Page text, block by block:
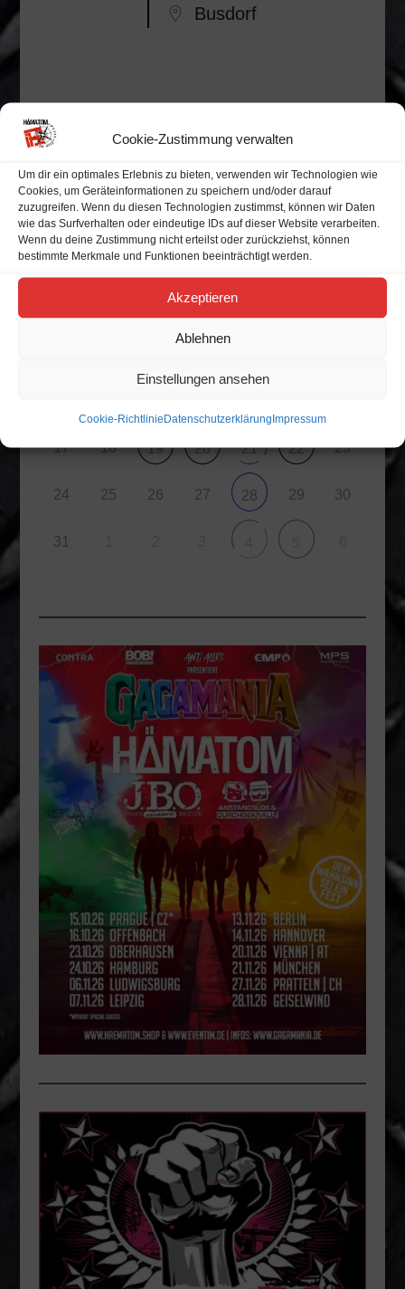
Cookie-Zustimmung verwalten
Um dir ein optimales Erlebnis zu bieten, verwenden wir Technologien wie
Cookies, um Geräteinformationen zu speichern und/oder darauf
zuzugreifen. Wenn du diesen Technologien zustimmst, können wir Daten
wie das Surfverhalten oder eindeutige IDs auf dieser Website verarbeiten.
Wenn du deine Zustimmung nicht erteilst oder zurückziehst, können
bestimmte Merkmale und Funktionen beeinträchtigt werden.
Akzeptieren
Ablehnen
Einstellungen ansehen
Cookie-RichtlinieDatenschutzerklärungImpressum
Busdorf
Veranstaltungskalender
M D M D F S
30
17 18 19 20 21 22 23
24 25 26 27 28 29 30
31